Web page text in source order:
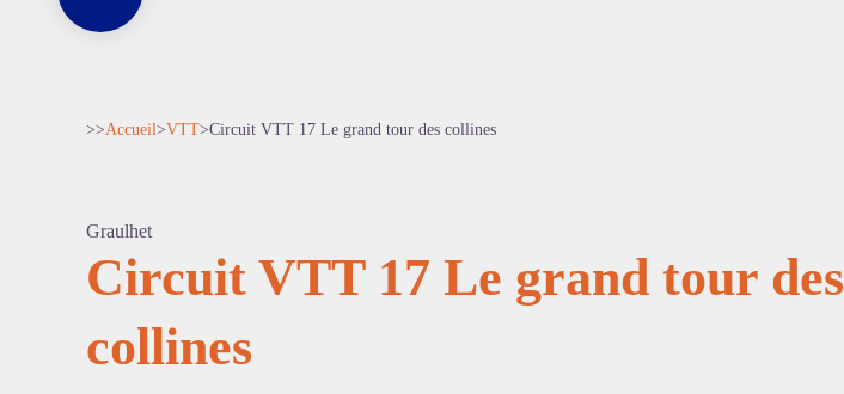
>>Accueil>VTT>Circuit VTT 17 Le grand tour des collines
Graulhet
Circuit VTT 17 Le grand tour des
collines